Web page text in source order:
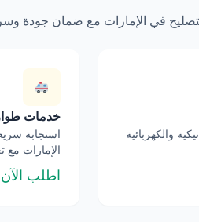
في الإمارات مع ضمان جودة
والكهربائية
خدمات
استجابة
الإمارات مع
اطلب